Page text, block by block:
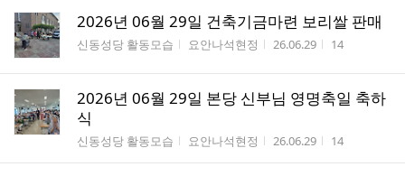
2026년 06월 29일 건축기금마련 보리쌀 판매
게시판명
신동성당 활동모습 작성자
요안나석현정 작성시간
26.06.29 조회수
14
2026년 06월 29일 본당 신부님 영명축일 축하
식
게시판명
신동성당 활동모습 작성자
요안나석현정 작성시간
26.06.29 조회수
14